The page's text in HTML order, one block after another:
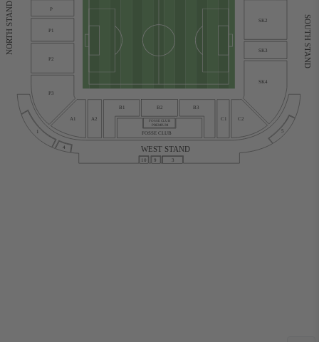
FOSSE CLUB
FOSSE CLUB
PREMIUM
A1 A2
B1 B2 B3
C1 C2
3
4
5
9
10
WEST STAND
SK2
SK3
SK4
P
P1
P2
P3
SOUTH STAND
NORTH STAND